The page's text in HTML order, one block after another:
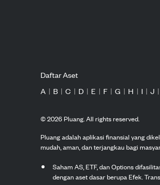
Daftar Aset
A | B | C | D | E | F | G | H | I | J |
©2026Pluang. All rights reserved.
Pluang adalah aplikasi finansial yang
mudah, aman, dan terjangkau bagi
Saham AS, ETF, dan Options
dengan aset dasar berupa Efek.